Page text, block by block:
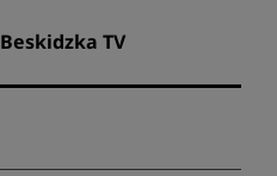
Beskidzka TV